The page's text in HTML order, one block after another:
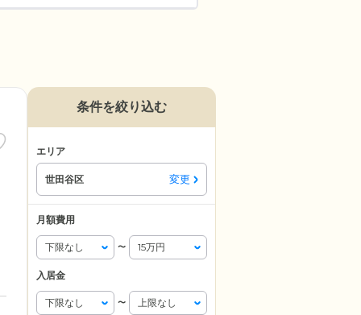
条件を絞り込む
エリア
世田谷区 変更
月額費用
〜
入居金
〜